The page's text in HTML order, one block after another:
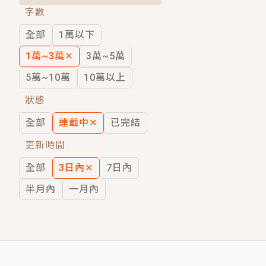
穿越｜《穿越遠古後成了野人娘子》你
字數
全部
1萬以下
1萬~3萬 ✕
3萬~5萬
5萬~10萬
10萬以上
狀態
全部
連載中 ✕
已完結
更新時間
全部
3日內 ✕
7日內
半月內
一月內